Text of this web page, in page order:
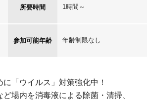
所要時間 1時間～
参加可能年齢 年齢制限なし
「ウイルス」対策強化中！
場内を消毒液による除菌・清掃、